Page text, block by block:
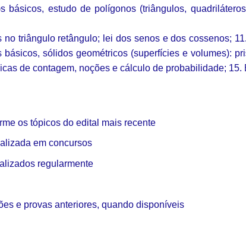
básicos, estudo de polígonos (triângulos,
triângulo retângulo; lei dos senos e dos cossenos;
sólidos geométricos (superfícies e volumes):
de contagem, noções e cálculo de probabilidade;
os tópicos do edital mais recente
em concursos
regularmente
e provas anteriores, quando disponíveis